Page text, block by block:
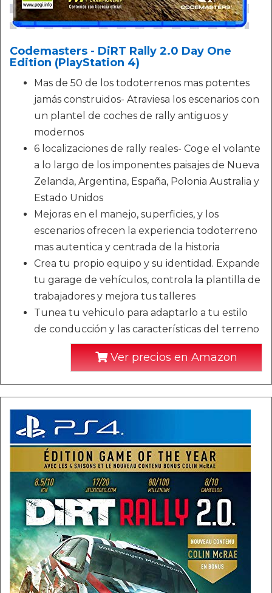
Codemasters - DiRT Rally 2.0 Day One
Edition (PlayStation 4)
Mas de 50 de los todoterrenos mas potentes
jamás construidos- Atraviesa los escenarios con
un plantel de coches de rally antiguos y
modernos
6 localizaciones de rally reales- Coge el volante
a lo largo de los imponentes paisajes de Nueva
Zelanda, Argentina, España, Polonia Australia y
Estado Unidos
Mejoras en el manejo, superficies, y los
escenarios ofrecen la experiencia todoterreno
mas autentica y centrada de la historia
Crea tu propio equipo y su identidad. Expande
tu garage de vehículos, controla la plantilla de
trabajadores y mejora tus talleres
Tunea tu vehiculo para adaptarlo a tu estilo
de conducción y las características del terreno
Ver precios en Amazon